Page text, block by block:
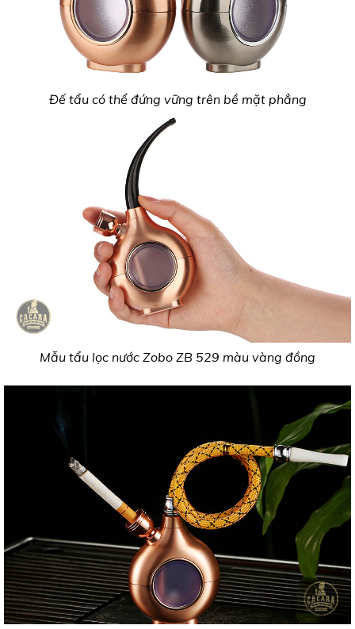
Đế tẩu có thể đứng vững trên bề mặt phẳng
Mẫu tẩu lọc nước Zobo ZB 529 màu vàng đồng